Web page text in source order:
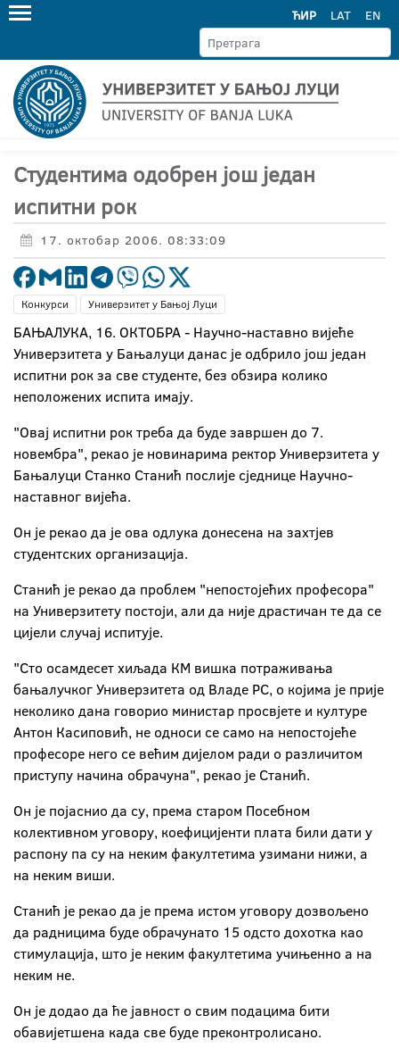
ЋИР LAT EN
Студентима одобрен још један
испитни рок
17. октобар 2006. 08:33:09
Конкурси Универзитет у Бањој Луци
БАЊАЛУКА, 16. ОКТОБРА - Научно-наставно вијеће
Универзитета у Бањалуци данас је одбрило још један
испитни рок за све студенте, без обзира колико
неположених испита имају.
"Овај испитни рок треба да буде завршен до 7.
новембра", рекао је новинарима ректор Универзитета у
Бањалуци Станко Станић послије сједнице Научно-
наставног вијећа.
Он је рекао да је ова одлука донесена на захтјев
студентских организација.
Станић је рекао да проблем "непостојећих професора"
на Универзитету постоји, али да није драстичан те да се
цијели случај испитује.
"Сто осамдесет хиљада КМ вишка потраживања
бањалучког Универзитета од Владе РС, о којима је прије
неколико дана говорио министар просвјете и културе
Антон Касиповић, не односи се само на непостојеће
професоре него се већим дијелом ради о различитом
приступу начина обрачуна", рекао је Станић.
Он је појаснио да су, према старом Посебном
колективном уговору, коефицијенти плата били дати у
распону па су на неким факултетима узимани нижи, а
на неким виши.
Станић је рекао да је према истом уговору дозвољено
да радницима буде обрачунато 15 одсто дохотка као
стимулација, што је неким факултетима учињенно а на
неким не.
Он је додао да ће јавност о свим подацима бити
обавијетшена када све буде преконтролисано.